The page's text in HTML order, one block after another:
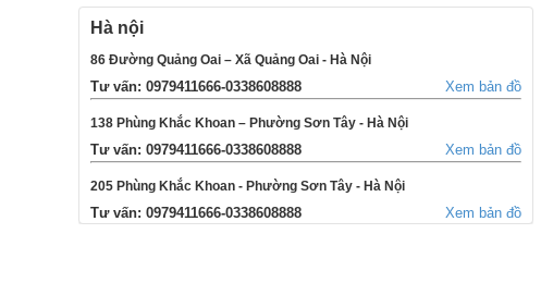
Hà nội
86 Đường Quảng Oai – Xã Quảng Oai - Hà Nội
Tư vấn: 0979411666-0338608888 Xem bản đồ
138 Phùng Khắc Khoan – Phường Sơn Tây - Hà Nội
Tư vấn: 0979411666-0338608888 Xem bản đồ
205 Phùng Khắc Khoan - Phường Sơn Tây - Hà Nội
Tư vấn: 0979411666-0338608888 Xem bản đồ